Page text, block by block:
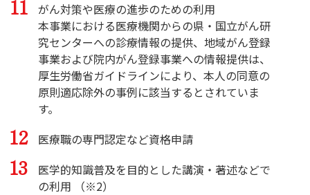
がん対策や医療の進歩のための利用
本事業における医療機関からの県・国立がん研
究センターへの診療情報の提供、地域がん登録
事業および院内がん登録事業への情報提供は、
厚生労働省ガイドラインにより、本人の同意の
原則適応除外の事例に該当するとされていま
す。
医療職の専門認定など資格申請
医学的知識普及を目的とした講演・著述などで
の利用 （※2）